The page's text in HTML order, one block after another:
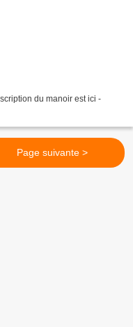
du manoir est ici -
Page suivante >